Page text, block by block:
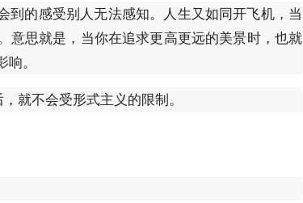
的感受别人无法感知。人生又如同开飞机，当
思就是，当你在追求更高更远的美景时，也就
。
就不会受形式主义的限制。